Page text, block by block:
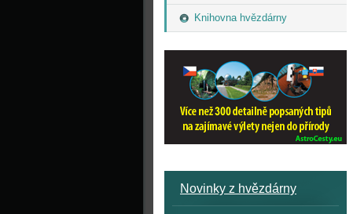
Knihovna hvězdárny
Novinky z hvězdárny